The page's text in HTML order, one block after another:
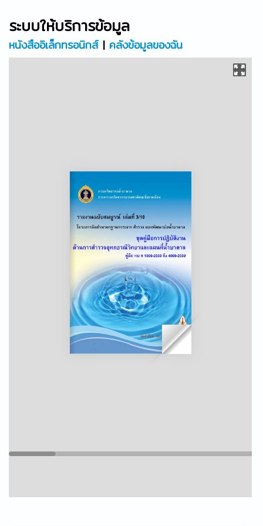
ระบบให้บริการข้อมูล
หนังสืออิเล็กทรอนิกส์| คลังข้อมูลของฉัน